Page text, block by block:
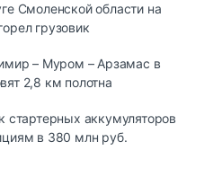
Смоленской области на
грузовик
– Муром – Арзамас в
2,8 км полотна
стартерных аккумуляторов
в 380 млн руб.